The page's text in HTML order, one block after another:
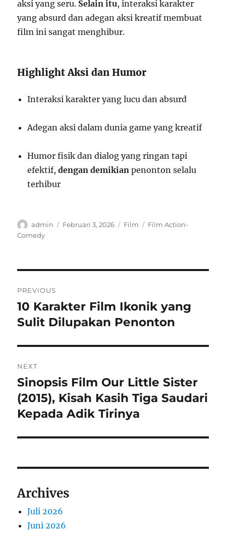
aksi yang seru. Selain itu, interaksi karakter
yang absurd dan adegan aksi kreatif membuat
film ini sangat menghibur.
Highlight Aksi dan Humor
Interaksi karakter yang lucu dan absurd
Adegan aksi dalam dunia game yang kreatif
Humor fisik dan dialog yang ringan tapi
efektif,dengan demikian penonton selalu
terhibur
Author
admin
Posted
Februari 3, 2026 Categories
Film Tags
Film Action-
Comedy
pos
PREVIOUS
Previous
post:
10 Karakter Film Ikonik yang
Sulit Dilupakan Penonton
NEXT
Next
post:
Sinopsis Film Our Little Sister
(2015), Kisah Kasih Tiga Saudari
Kepada Adik Tirinya
Archives
Juli 2026
Juni 2026